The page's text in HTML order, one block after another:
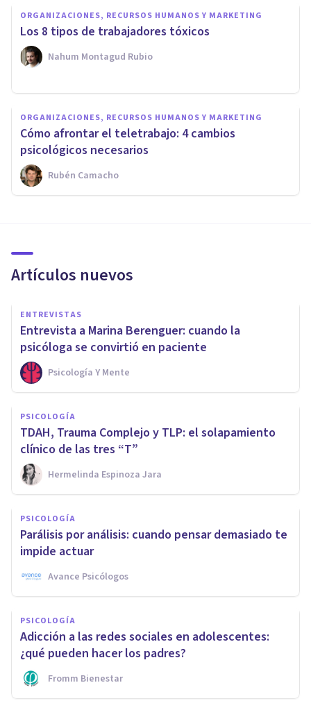
ORGANIZACIONES, RECURSOS HUMANOS Y MARKETING
Los 8 tipos de trabajadores tóxicos
Nahum Montagud Rubio
ORGANIZACIONES, RECURSOS HUMANOS Y MARKETING
Cómo afrontar el teletrabajo: 4 cambios
psicológicos necesarios
Rubén Camacho
Artículos nuevos
ENTREVISTAS
Entrevista a Marina Berenguer: cuando la
psicóloga se convirtió en paciente
Psicología Y Mente
PSICOLOGÍA
TDAH, Trauma Complejo y TLP: el solapamiento
clínico de las tres “T”
Hermelinda Espinoza Jara
PSICOLOGÍA
Parálisis por análisis: cuando pensar demasiado te
impide actuar
Avance Psicólogos
PSICOLOGÍA
Adicción a las redes sociales en adolescentes:
¿qué pueden hacer los padres?
Fromm Bienestar